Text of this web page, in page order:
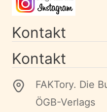
Kontakt
Kontakt
FAKTory. Die
ÖGB-Verlags